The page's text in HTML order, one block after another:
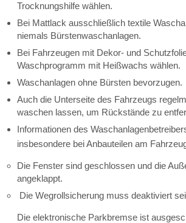
Trocknungshilfe wählen.
Bei Mattlack ausschließlich textile
niemals Bürstenwaschanlagen.
Bei Fahrzeugen mit Dekor- und
Waschprogramm mit Heißwachs wählen.
Waschanlagen ohne Bürsten bevorzugen.
Auch die Unterseite des Fahrzeugs
waschen lassen, um Rückstände zu
Informationen des
insbesondere bei Anbauteilen am
Die Fenster sind geschlossen und die
angeklappt.
Die Wegrollsicherung muss deaktiviert
Die elektronische Parkbremse ist